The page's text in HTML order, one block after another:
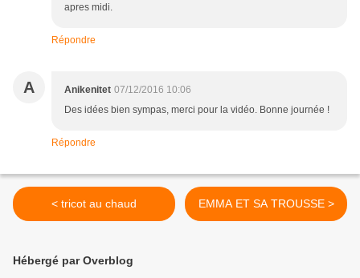
apres midi.
Répondre
A Anikenitet 07/12/2016 10:06
Des idées bien sympas, merci pour la vidéo. Bonne journée !
Répondre
< tricot au chaud EMMA ET SA TROUSSE >
Hébergé par Overblog